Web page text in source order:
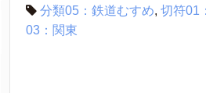
分類05：鉄道むすめ, 切符01
03：関東